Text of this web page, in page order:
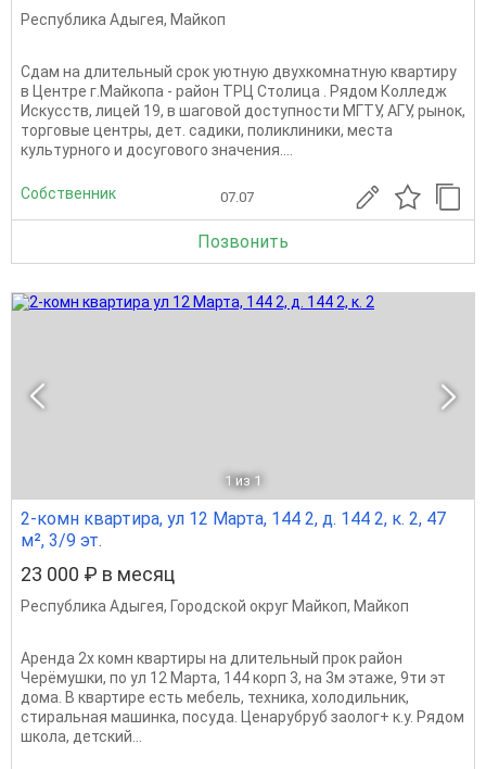
Республика Адыгея, Майкоп
Сдам на длительный срок уютную двухкомнатную квартиру
в Центре г.Майкопа - район ТРЦ Столица . Рядом Колледж
Искусств, лицей 19, в шаговой доступности МГТУ, АГУ, рынок,
торговые центры, дет. садики, поликлиники, места
культурного и досугового значения....
Собственник 07.07
Позвонить
1 из 1
2-комн квартира, ул 12 Марта, 144 2, д. 144 2, к. 2, 47
м², 3/9 эт.
23 000 ₽ в месяц
Республика Адыгея, Городской округ Майкоп, Майкоп
Аренда 2х комн квартиры на длительный прок район
Черёмушки, по ул 12 Марта, 144 корп 3, на 3м этаже, 9ти эт
дома. В квартире есть мебель, техника, холодильник,
стиральная машинка, посуда. Ценарубруб заолог+ к.у. Рядом
школа, детский...